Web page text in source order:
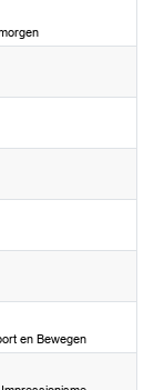
en Bewegen